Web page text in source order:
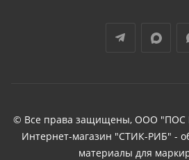
© Все права защищены, ООО "ПОС
Интернет-магазин "СТИК-РИБ" -
материалы для